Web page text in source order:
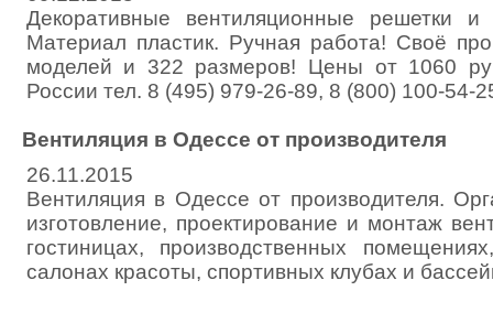
Декоративные вентиляционные решетки
Материал пластик. Ручная работа! Своё
моделей и 322 размеров! Цены от 1060
России тел. 8 (495) 979-26-89, 8 (800) 100-54-
Вентиляция в Одессе от производителя
26.11.2015
Вентиляция в Одессе от производителя.
изготовление, проектирование и монтаж
гостиницах, производственных
салонах красоты, спортивных клубах и